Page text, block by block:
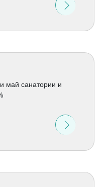
май санатории и